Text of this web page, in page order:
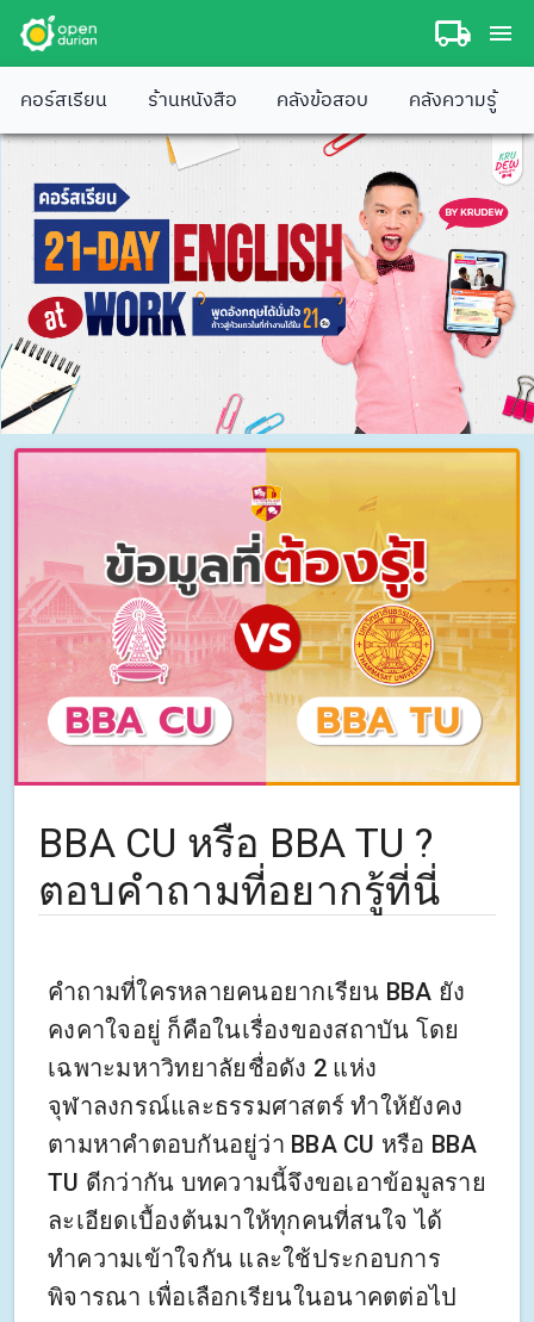
คอร์สเรียน ร้านหนังสือ คลังข้อสอบ คลังความรู้
BBA CU หรือ BBA TU ?
ตอบคำถามที่อยากรู้ที่นี่
คำถามที่ใครหลายคนอยากเรียน BBA ยัง
คงคาใจอยู่ ก็คือในเรื่องของสถาบัน โดย
เฉพาะมหาวิทยาลัยชื่อดัง 2 แห่ง
จุฬาลงกรณ์และธรรมศาสตร์ ทำให้ยังคง
ตามหาคำตอบกันอยู่ว่า BBA CU หรือ BBA
TU ดีกว่ากัน บทความนี้จึงขอเอาข้อมูลราย
ละเอียดเบื้องต้นมาให้ทุกคนที่สนใจ ได้
ทำความเข้าใจกัน และใช้ประกอบการ
พิจารณา เพื่อเลือกเรียนในอนาคตต่อไป